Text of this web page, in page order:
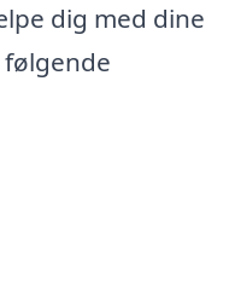
dig med dine
følgende